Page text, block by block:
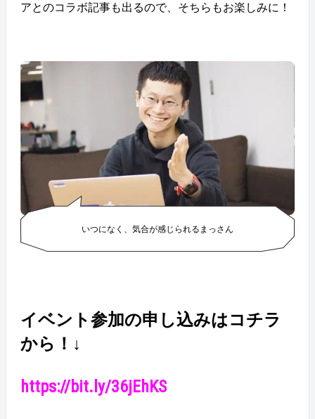
アとのコラボ記事も出るので、そちらもお楽しみに！
いつになく、気合が感じられるまっさん
イベント参加の申し込みはコチラ
から！↓
https://bit.ly/36jEhKS